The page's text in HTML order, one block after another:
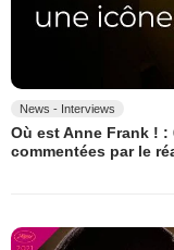
News - Interviews
Où est Anne Frank !
commentées par le